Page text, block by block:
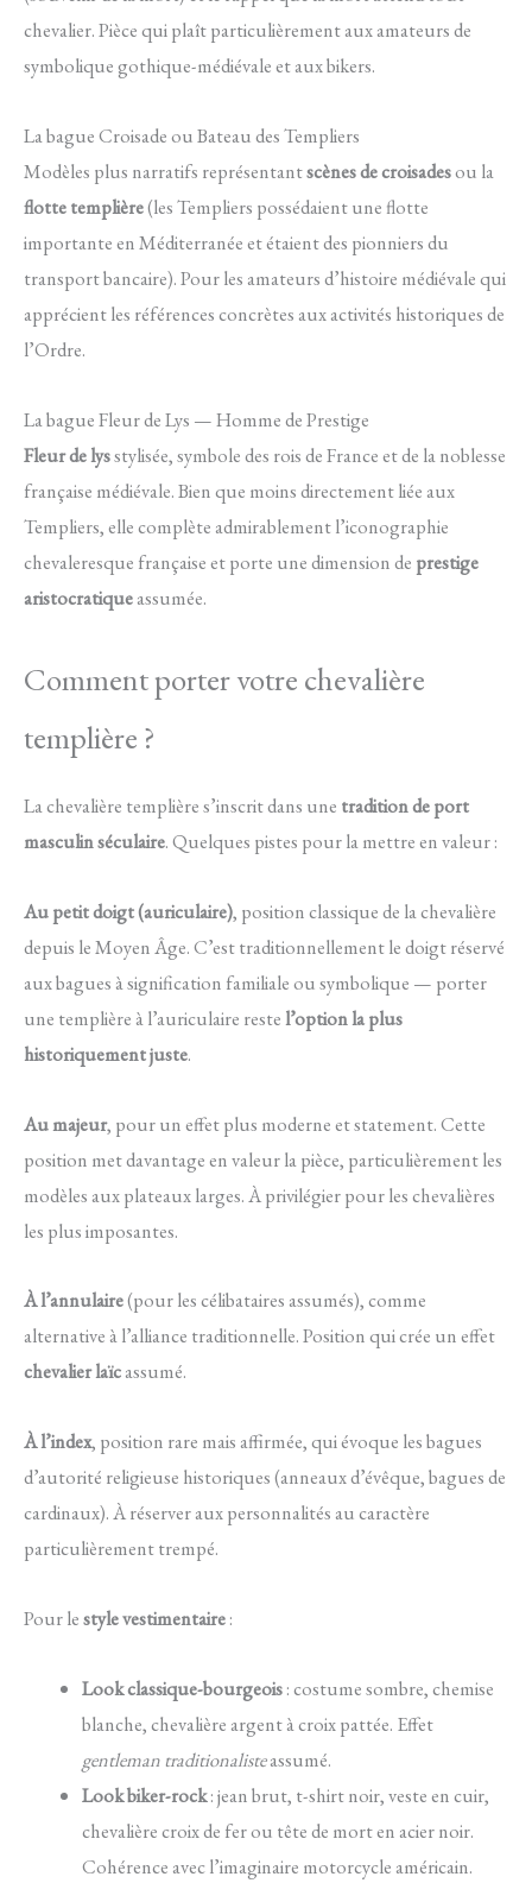
chevalier. Pièce qui plaît particulièrement aux amateurs de
symbolique gothique-médiévale et aux bikers.
La bague Croisade ou Bateau des Templiers
Modèles plus narratifs représentantscènes de croisadesou la
flotte templière(les Templiers possédaient une flotte
importante en Méditerranée et étaient des pionniers du
transport bancaire). Pour les amateurs d’histoire médiévale qui
apprécient les références concrètes aux activités historiques de
l’Ordre.
La bague Fleur de Lys — Homme de Prestige
Fleur de lysstylisée, symbole des rois de France et de la noblesse
française médiévale. Bien que moins directement liée aux
Templiers, elle complète admirablement l’iconographie
chevaleresque française et porte une dimension de prestige
aristocratiqueassumée.
Comment porter votre chevalière
templière ?
La chevalière templière s’inscrit dans une tradition de port
masculin séculaire. Quelques pistes pour la mettre en valeur :
Au petit doigt (auriculaire), position classique de la chevalière
depuis le Moyen Âge. C’est traditionnellement le doigt réservé
aux bagues à signification familiale ou symbolique — porter
une templière à l’auriculaire restel’option la plus
historiquement juste.
Au majeur, pour un effet plus moderne et statement. Cette
position met davantage en valeur la pièce, particulièrement les
modèles aux plateaux larges. À privilégier pour les chevalières
les plus imposantes.
À l’annulaire(pour les célibataires assumés), comme
alternative à l’alliance traditionnelle. Position qui crée un effet
chevalier laïcassumé.
À l’index, position rare mais affirmée, qui évoque les bagues
d’autorité religieuse historiques (anneaux d’évêque, bagues de
cardinaux). À réserver aux personnalités au caractère
particulièrement trempé.
Pour lestyle vestimentaire:
Look classique-bourgeois: costume sombre, chemise
blanche, chevalière argent à croix pattée. Effet
gentleman traditionalisteassumé.
Look biker-rock: jean brut, t-shirt noir, veste en cuir,
chevalière croix de fer ou tête de mort en acier noir.
Cohérence avec l’imaginaire motorcycle américain.